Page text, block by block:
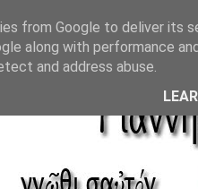
from Google to deliver its
along with performance
and address abuse.